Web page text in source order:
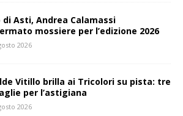
di Asti, Andrea Calamassi
mossiere per l’edizione 2026
2026
Vitillo brilla ai Tricolori su pista: tre
per l’astigiana
2026